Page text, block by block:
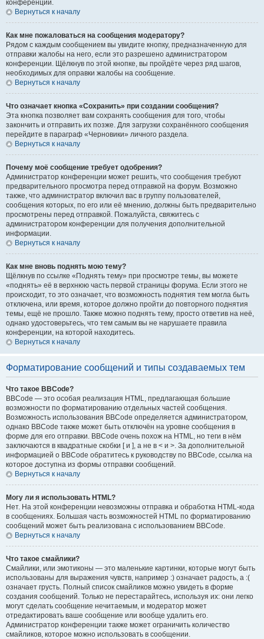
конференции.
Вернуться к началу
Как мне пожаловаться на сообщения модератору?
Рядом с каждым сообщением вы увидите кнопку, предназначенную для
отправки жалобы на него, если это разрешено администратором
конференции. Щёлкнув по этой кнопке, вы пройдёте через ряд шагов,
необходимых для оправки жалобы на сообщение.
Вернуться к началу
Что означает кнопка «Сохранить» при создании сообщения?
Эта кнопка позволяет вам сохранять сообщения для того, чтобы
закончить и отправить их позже. Для загрузки сохранённого сообщения
перейдите в параграф «Черновики» личного раздела.
Вернуться к началу
Почему моё сообщение требует одобрения?
Администратор конференции может решить, что сообщения требуют
предварительного просмотра перед отправкой на форум. Возможно
также, что администратор включил вас в группу пользователей,
сообщения которых, по его или её мнению, должны быть предварительно
просмотрены перед отправкой. Пожалуйста, свяжитесь с
администратором конференции для получения дополнительной
информации.
Вернуться к началу
Как мне вновь поднять мою тему?
Щёлкнув по ссылке «Поднять тему» при просмотре темы, вы можете
«поднять» её в верхнюю часть первой страницы форума. Если этого не
происходит, то это означает, что возможность поднятия тем могла быть
отключена, или время, которое должно пройти до повторного поднятия
темы, ещё не прошло. Также можно поднять тему, просто ответив на неё,
однако удостоверьтесь, что тем самым вы не нарушаете правила
конференции, на которой находитесь.
Вернуться к началу
Форматирование сообщений и типы создаваемых тем
Что такое BBCode?
BBCode — это особая реализация HTML, предлагающая большие
возможности по форматированию отдельных частей сообщения.
Возможность использования BBCode определяется администратором,
однако BBCode также может быть отключён на уровне сообщения в
форме для его отправки. BBCode очень похож на HTML, но теги в нём
заключаются в квадратные скобки [ и ], а не в < и >. За дополнительной
информацией о BBCode обратитесь к руководству по BBCode, ссылка на
которое доступна из формы отправки сообщений.
Вернуться к началу
Могу ли я использовать HTML?
Нет. На этой конференции невозможны отправка и обработка HTML-кода
в сообщениях. Большая часть возможностей HTML по форматированию
сообщений может быть реализована с использованием BBCode.
Вернуться к началу
Что такое смайлики?
Смайлики, или эмотиконы — это маленькие картинки, которые могут быть
использованы для выражения чувств, например :) означает радость, а :(
означает грусть. Полный список смайликов можно увидеть в форме
создания сообщений. Только не перестарайтесь, используя их: они легко
могут сделать сообщение нечитаемым, и модератор может
отредактировать ваше сообщение или вообще удалить его.
Администратор конференции также может ограничить количество
смайликов, которое можно использовать в сообщении.